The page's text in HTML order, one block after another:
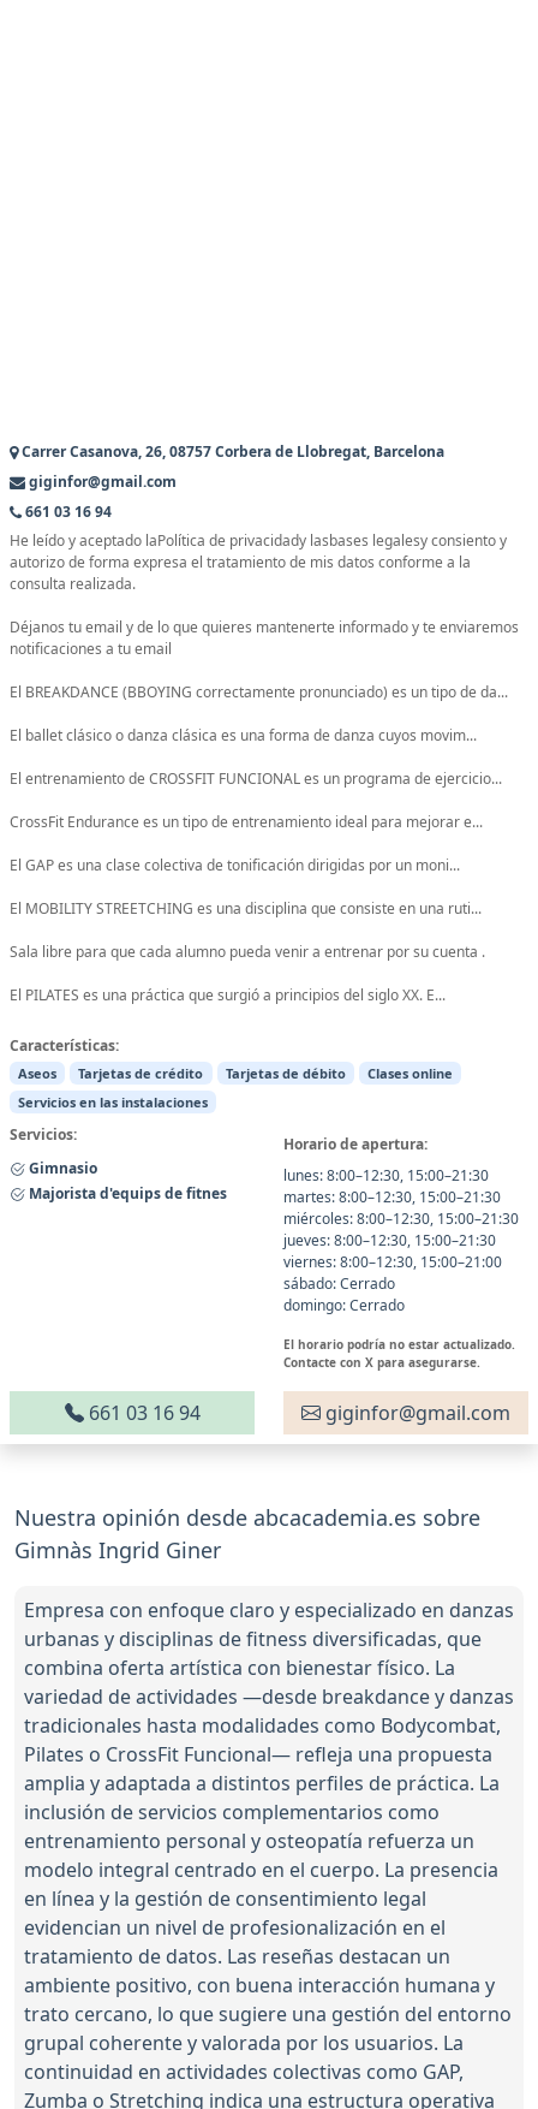
Carrer Casanova, 26, 08757 Corbera de Llobregat, Barcelona
giginfor@gmail.com
661 03 16 94
He leído y aceptado laPolítica de privacidady lasbases legalesy consiento y
autorizo de forma expresa el tratamiento de mis datos conforme a la
consulta realizada.
Déjanos tu email y de lo que quieres mantenerte informado y te enviaremos
notificaciones a tu email
El BREAKDANCE (BBOYING correctamente pronunciado) es un tipo de da...
El ballet clásico o danza clásica es una forma de danza cuyos movim...
El entrenamiento de CROSSFIT FUNCIONAL es un programa de ejercicio...
CrossFit Endurance es un tipo de entrenamiento ideal para mejorar e...
El GAP es una clase colectiva de tonificación dirigidas por un moni...
El MOBILITY STREETCHING es una disciplina que consiste en una ruti...
Sala libre para que cada alumno pueda venir a entrenar por su cuenta .
El PILATES es una práctica que surgió a principios del siglo XX. E...
Características:
Aseos Tarjetas de crédito Tarjetas de débito
Clases online
Servicios en las instalaciones
Servicios:
Gimnasio
Majorista d'equips de fitnes
Horario de apertura:
lunes: 8:00–12:30, 15:00–21:30
martes: 8:00–12:30, 15:00–21:30
miércoles: 8:00–12:30, 15:00–21:30
jueves: 8:00–12:30, 15:00–21:30
viernes: 8:00–12:30, 15:00–21:00
sábado: Cerrado
domingo: Cerrado
El horario podría no estar actualizado.
Contacte con X para asegurarse.
661 03 16 94 giginfor@gmail.com
Nuestra opinión desde abcacademia.es sobre
Gimnàs Ingrid Giner
Empresa con enfoque claro y especializado en danzas
urbanas y disciplinas de fitness diversificadas, que
combina oferta artística con bienestar físico. La
variedad de actividades —desde breakdance y danzas
tradicionales hasta modalidades como Bodycombat,
Pilates o CrossFit Funcional— refleja una propuesta
amplia y adaptada a distintos perfiles de práctica. La
inclusión de servicios complementarios como
entrenamiento personal y osteopatía refuerza un
modelo integral centrado en el cuerpo. La presencia
en línea y la gestión de consentimiento legal
evidencian un nivel de profesionalización en el
tratamiento de datos. Las reseñas destacan un
ambiente positivo, con buena interacción humana y
trato cercano, lo que sugiere una gestión del entorno
grupal coherente y valorada por los usuarios. La
continuidad en actividades colectivas como GAP,
Zumba o Stretching indica una estructura operativa